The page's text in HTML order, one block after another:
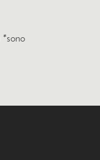
*sono